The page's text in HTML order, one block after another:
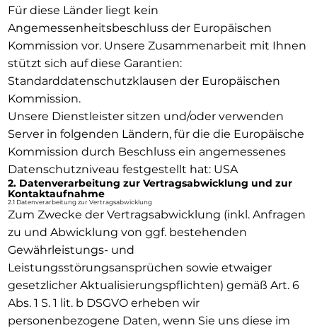
Für diese Länder liegt kein
Angemessenheitsbeschluss der Europäischen
Kommission vor. Unsere Zusammenarbeit mit Ihnen
stützt sich auf diese Garantien:
Standarddatenschutzklausen der Europäischen
Kommission.
Unsere Dienstleister sitzen und/oder verwenden
Server in folgenden Ländern, für die die Europäische
Kommission durch Beschluss ein angemessenes
Datenschutzniveau festgestellt hat: USA
2. Datenverarbeitung zur Vertragsabwicklung und zur
Kontaktaufnahme
2.1 Datenverarbeitung zur Vertragsabwicklung
Zum Zwecke der Vertragsabwicklung (inkl. Anfragen
zu und Abwicklung von ggf. bestehenden
Gewährleistungs- und
Leistungsstörungsansprüchen sowie etwaiger
gesetzlicher Aktualisierungspflichten) gemäß Art. 6
Abs. 1 S. 1 lit. b DSGVO erheben wir
personenbezogene Daten, wenn Sie uns diese im